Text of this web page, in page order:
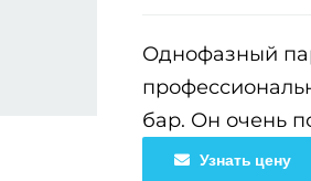
Однофазный
бар. Он очень
Узнать цену